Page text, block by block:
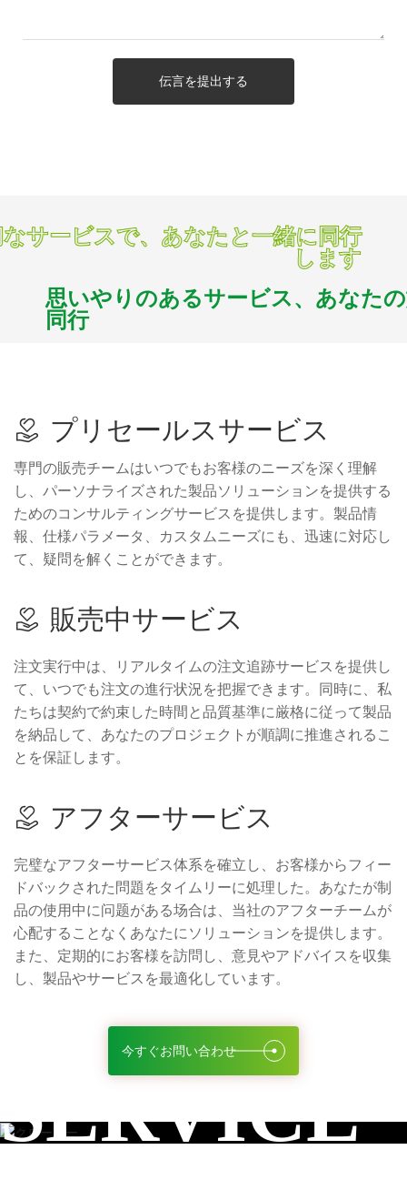
伝言を提出する
サービスで、あなたと一緒に同行
します
思いやりのあるサービス、あなた
同行
プリセールスサービス
専門の販売チームはいつでもお客様のニーズを深く理解
し、パーソナライズされた製品ソリューションを提供する
ためのコンサルティングサービスを提供します。製品情
報、仕様パラメータ、カスタムニーズにも、迅速に対応し
て、疑問を解くことができます。
販売中サービス
注文実行中は、リアルタイムの注文追跡サービスを提供し
て、いつでも注文の進行状況を把握できます。同時に、私
たちは契約で約束した時間と品質基準に厳格に従って製品
を納品して、あなたのプロジェクトが順調に推進されるこ
とを保証します。
アフターサービス
完璧なアフターサービス体系を確立し、お客様からフィー
ドバックされた問題をタイムリーに処理した。あなたが制
品の使用中に问题がある场合は、当社のアフターチームが
心配することなくあなたにソリューションを提供します。
また、定期的にお客様を訪問し、意見やアドバイスを収集
し、製品やサービスを最適化しています。
今すぐお問い合わせ
SERVICE